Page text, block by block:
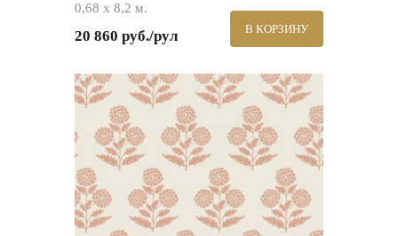
0,68 х 8,2 м.
20 860 руб./рул В КОРЗИНУ